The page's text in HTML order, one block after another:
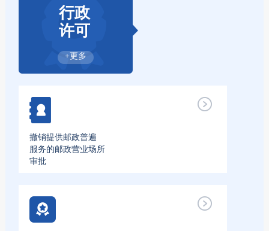
行政
许可
+更多
撤销提供邮政普遍
服务的邮政营业场所
审批